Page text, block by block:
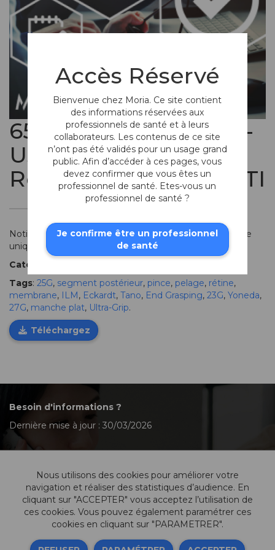
65124-E - IFU - Single-
Use Flat-Handle
Retinal Forceps MULTI
Notice d'utilisation des pinces rétine à corps plat à usage
unique
Categories
Tags: 25G, segment postérieur, pince, pelage, rétine,
membrane, ILM, Eckardt, Tano, End Grasping, 23G, Yoneda,
27G, manche plat, Ultra-Grip.
Téléchargez
Besoin d'informations ?
Dernière mise à jour : 30/03/2026
Contactez-nous
Informations légales
Nous utilisons des cookies pour améliorer votre
navigation et réaliser des statistiques d’audience. En
cliquant sur "ACCEPTER" vous acceptez l’utilisation de
ces cookies. Vous pouvez également paramétrer ces
cookies en cliquant sur "PARAMETRER".
Accès Réservé
Bienvenue chez Moria. Ce site contient
des informations réservées aux
professionnels de santé et à leurs
collaborateurs. Les contenus de ce site
n’ont pas été validés pour un usage grand
public. Afin d’accéder à ces pages, vous
devez confirmer que vous êtes un
professionnel de santé. Etes-vous un
professionnel de santé ?
Je confirme être un professionnel
de santé